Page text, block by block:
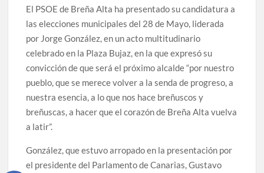
El PSOE de Breña Alta ha presentado su candidatura a
las elecciones municipales del 28 de Mayo, liderada
por Jorge González, en un acto multitudinario
celebrado en la Plaza Bujaz, en la que expresó su
convicción de que será el próximo alcalde “por nuestro
pueblo, que se merece volver a la senda de progreso, a
nuestra esencia, a lo que nos hace breñuscos y
breñuscas, a hacer que el corazón de Breña Alta vuelva
a latir”.
González, que estuvo arropado en la presentación por
el presidente del Parlamento de Canarias, Gustavo